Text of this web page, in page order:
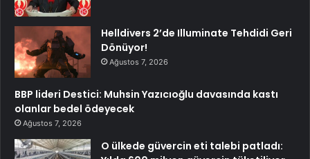
Helldivers 2’de Illuminate Tehdidi Geri
Dönüyor!
Ağustos 7, 2026
BBP lideri Destici: Muhsin Yazıcıoğlu davasında kastı
olanlar bedel ödeyecek
Ağustos 7, 2026
O ülkede güvercin eti talebi patladı: